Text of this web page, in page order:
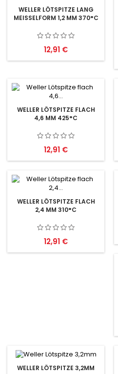
WELLER LÖTSPITZE LANG
MEISSELFORM 1,2 MM 370°C
Preis
12,91 €
WELLER LÖTSPITZE FLACH
4,6 MM 425°C
Preis
12,91 €
WELLER LÖTSPITZE FLACH
2,4 MM 310°C
Preis
12,91 €
WELLER LÖTSPITZE 3,2MM